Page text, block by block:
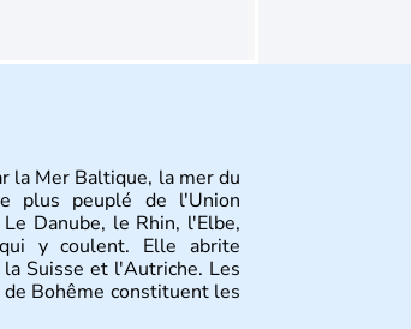
la Mer Baltique, la mer du
plus peuplé de l'Union
Danube, le Rhin, l'Elbe,
y coulent. Elle abrite
Suisse et l'Autriche. Les
Bohême constituent les